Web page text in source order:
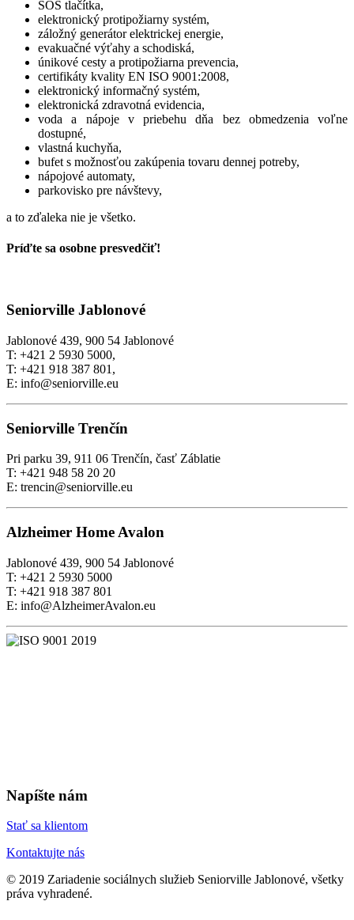
SOS tlačítka,
elektronický protipožiarny systém,
záložný generátor elektrickej energie,
evakuačné výťahy a schodiská,
únikové cesty a protipožiarna prevencia,
certifikáty kvality EN ISO 9001:2008,
elektronický informačný systém,
elektronická zdravotná evidencia,
voda a nápoje v priebehu dňa bez obmedzenia voľne
dostupné,
vlastná kuchyňa,
bufet s možnosťou zakúpenia tovaru dennej potreby,
nápojové automaty,
parkovisko pre návštevy,
a to zďaleka nie je všetko.
Príďte sa osobne presvedčiť!
Seniorville Jablonové
Jablonové 439, 900 54 Jablonové
T: +421 2 5930 5000,
T: +421 918 387 801,
E: info@seniorville.eu
Seniorville Trenčín
Pri parku 39, 911 06 Trenčín, časť Záblatie
T: +421 948 58 20 20
E: trencin@seniorville.eu
Alzheimer Home Avalon
Jablonové 439, 900 54 Jablonové
T: +421 2 5930 5000
T: +421 918 387 801
E: info@AlzheimerAvalon.eu
Napíšte nám
Stať sa klientom
Kontaktujte nás
© 2019 Zariadenie sociálnych služieb Seniorville Jablonové, všetky
práva vyhradené.